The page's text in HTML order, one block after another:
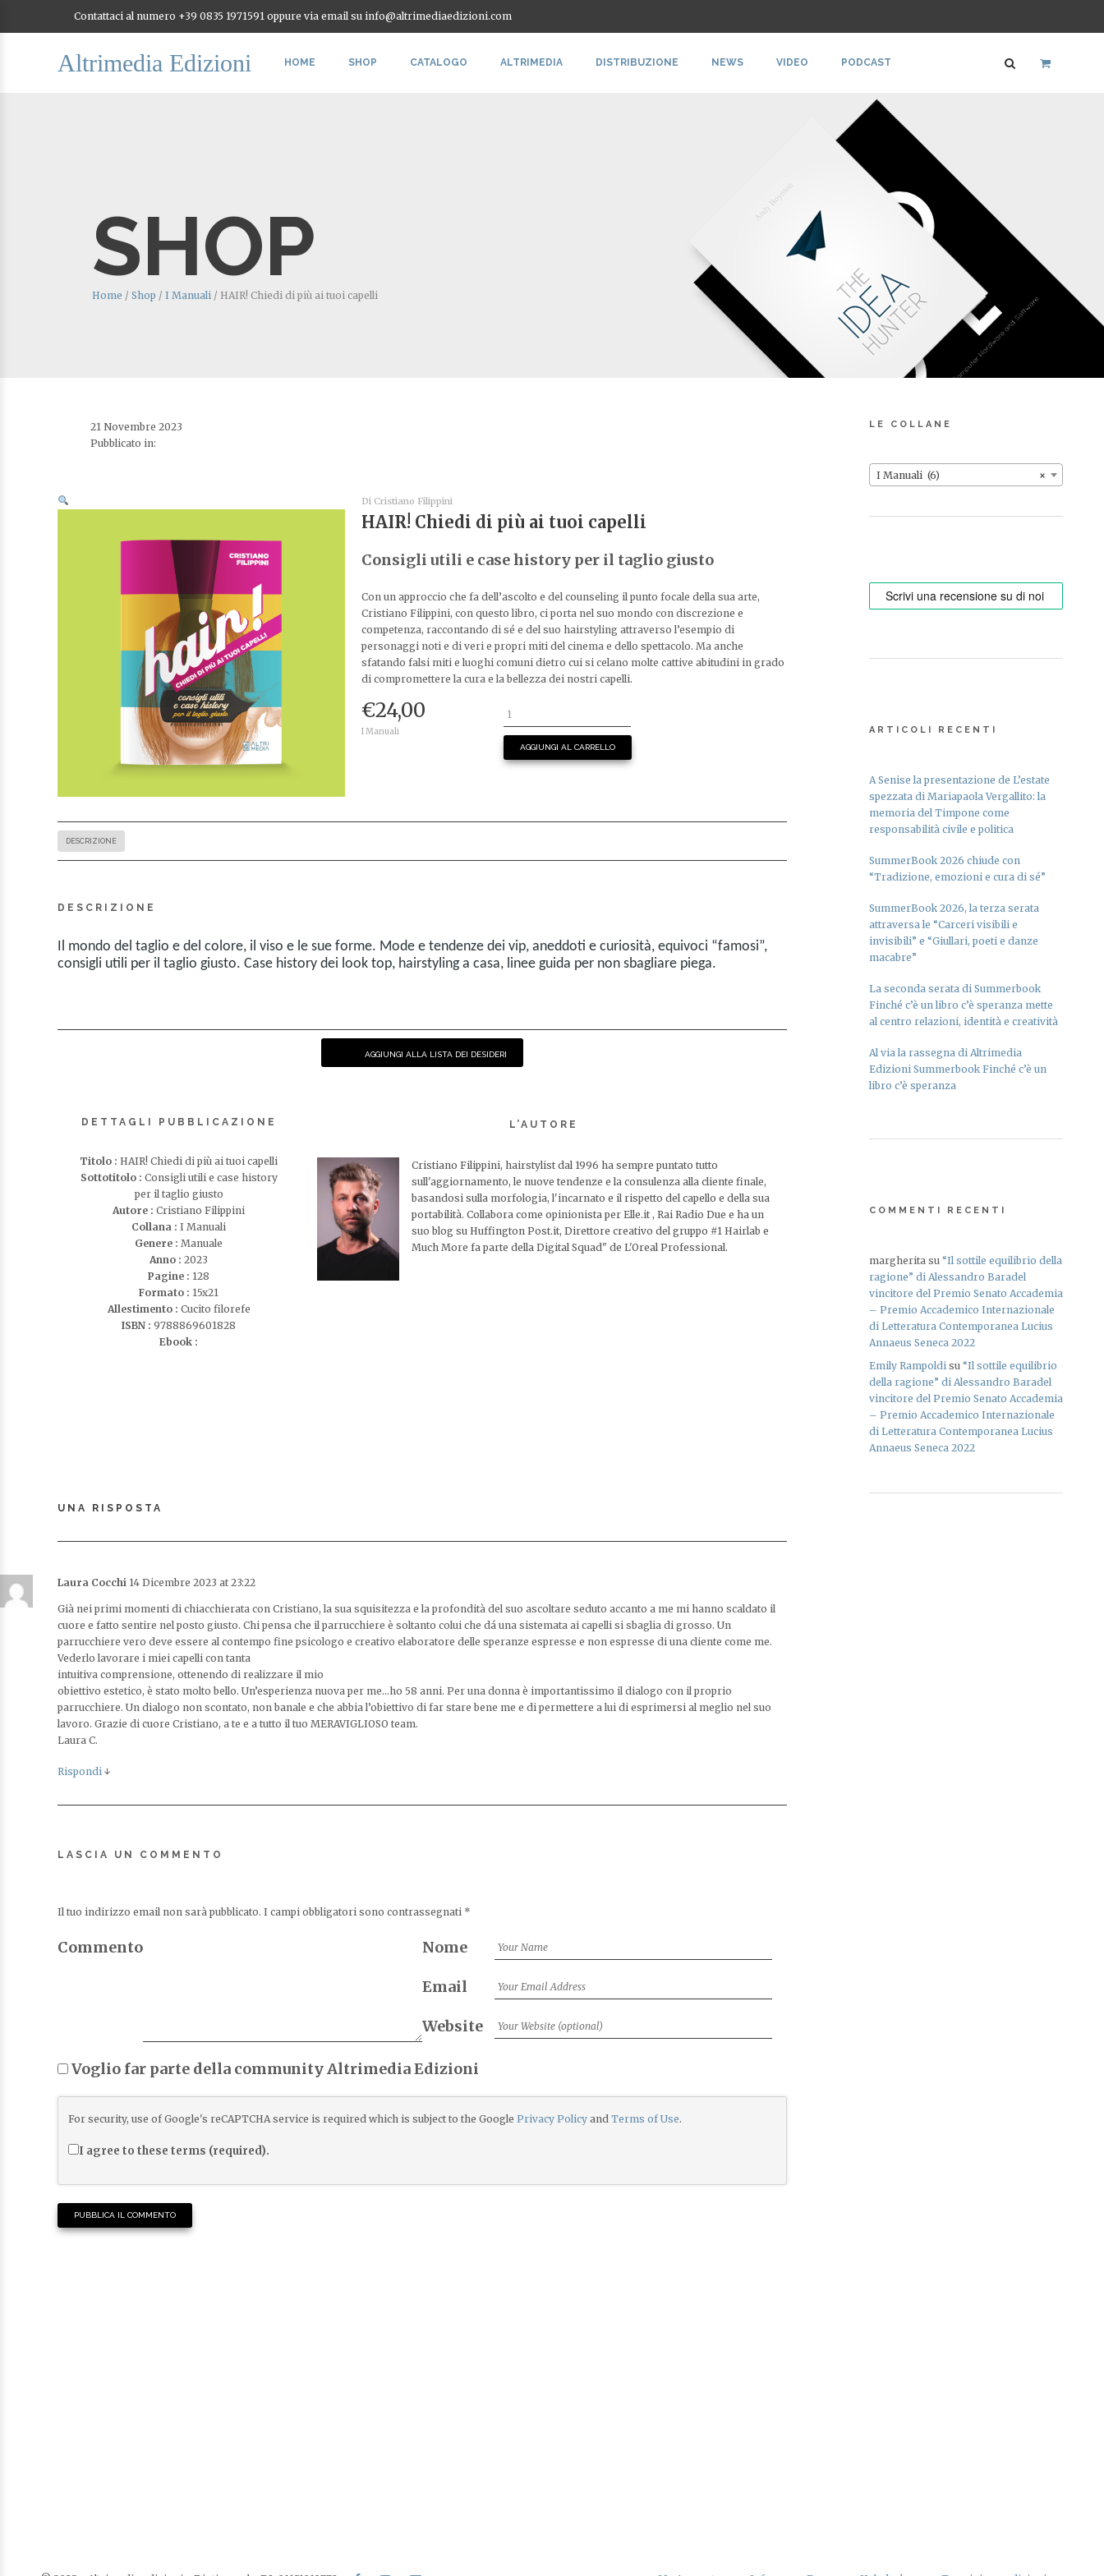
Contattaci al numero +39 0835 1971591 oppure via email su info@altrimediaedizioni.com
Altrimedia Edizioni HOME SHOP CATALOGO ALTRIMEDIA DISTRIBUZIONE NEWS VIDEO PODCAST
SHOP
Home / Shop / I Manuali/ HAIR! Chiedi di più ai tuoi capelli
21 Novembre 2023
Pubblicato in:
Di Cristiano Filippini
HAIR! Chiedi di più ai tuoi capelli
Consigli utili e case history per il taglio giusto
Con un approccio che fa dell’ascolto e del counseling il punto focale della sua arte,
Cristiano Filippini, con questo libro, ci porta nel suo mondo con discrezione e
competenza, raccontando di sé e del suo hairstyling attraverso l’esempio di
personaggi noti e di veri e propri miti del cinema e dello spettacolo. Ma anche
sfatando falsi miti e luoghi comuni dietro cui si celano molte cattive abitudini in grado
di compromettere la cura e la bellezza dei nostri capelli.
€24,00
I Manuali
AGGIUNGI AL CARRELLO
DESCRIZIONE
DESCRIZIONE
Il mondo del taglio e del colore, il viso e le sue forme. Mode e tendenze dei vip, aneddoti e curiosità, equivoci “famosi”,
consigli utili per il taglio giusto. Case history dei look top, hairstyling a casa, linee guida per non sbagliare piega.
AGGIUNGI ALLA LISTA DEI DESIDERI
DETTAGLI PUBBLICAZIONE
Titolo :HAIR! Chiedi di più ai tuoi capelli
Sottotitolo : Consigli utili e case history
per il taglio giusto
Autore :Cristiano Filippini
Collana :I Manuali
Genere :Manuale
Anno :2023
Pagine : 128
Formato : 15x21
Allestimento : Cucito filorefe
ISBN :9788869601828
Ebook :
L’AUTORE
Cristiano Filippini, hairstylist dal 1996 ha sempre puntato tutto
sull'aggiornamento, le nuove tendenze e la consulenza alla cliente finale,
basandosi sulla morfologia, l'incarnato e il rispetto del capello e della sua
portabilità. Collabora come opinionista per Elle.it , Rai Radio Due e ha un
suo blog su Huffington Post.it, Direttore creativo del gruppo #1 Hairlab e
Much More fa parte della Digital Squad" de L'Oreal Professional.
UNA RISPOSTA
Laura Cocchi 14 Dicembre 2023 at 23:22
Già nei primi momenti di chiacchierata con Cristiano, la sua squisitezza e la profondità del suo ascoltare seduto accanto a me mi hanno scaldato il
cuore e fatto sentire nel posto giusto. Chi pensa che il parrucchiere è soltanto colui che dá una sistemata ai capelli si sbaglia di grosso. Un
parrucchiere vero deve essere al contempo fine psicologo e creativo elaboratore delle speranze espresse e non espresse di una cliente come me.
Vederlo lavorare i miei capelli con tanta
intuitiva comprensione, ottenendo di realizzare il mio
obiettivo estetico, è stato molto bello. Un’esperienza nuova per me…ho 58 anni. Per una donna è importantissimo il dialogo con il proprio
parrucchiere. Un dialogo non scontato, non banale e che abbia l’obiettivo di far stare bene me e di permettere a lui di esprimersi al meglio nel suo
lavoro. Grazie di cuore Cristiano, a te e a tutto il tuo MERAVIGLIOSO team.
Laura C.
Rispondi ↓
LASCIA UN COMMENTO
Il tuo indirizzo email non sarà pubblicato. I campi obbligatori sono contrassegnati *
Commento Nome
Email
Website
Voglio far parte della community Altrimedia Edizioni
For security, use of Google's reCAPTCHA service is required which is subject to the Google Privacy Policy and Terms of Use.
I agree to these terms (required).
LE COLLANE
×
I Manuali (6)
ARTICOLI RECENTI
A Senise la presentazione de L’estate
spezzata di Mariapaola Vergallito: la
memoria del Timpone come
responsabilità civile e politica
SummerBook 2026 chiude con
“Tradizione, emozioni e cura di sé”
SummerBook 2026, la terza serata
attraversa le “Carceri visibili e
invisibili” e “Giullari, poeti e danze
macabre”
La seconda serata di Summerbook
Finché c’è un libro c’è speranza mette
al centro relazioni, identità e creatività
Al via la rassegna di Altrimedia
Edizioni Summerbook Finché c’è un
libro c’è speranza
COMMENTI RECENTI
margherita su “Il sottile equilibrio della
ragione” di Alessandro Baradel
vincitore del Premio Senato Accademia
– Premio Accademico Internazionale
di Letteratura Contemporanea Lucius
Annaeus Seneca 2022
Emily Rampoldi su “Il sottile equilibrio
della ragione” di Alessandro Baradel
vincitore del Premio Senato Accademia
– Premio Accademico Internazionale
di Letteratura Contemporanea Lucius
Annaeus Seneca 2022